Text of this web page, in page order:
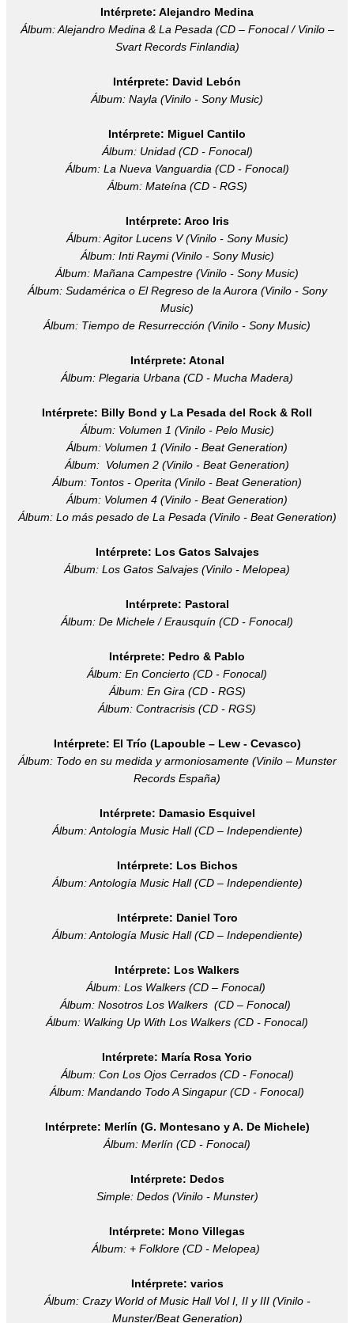
Intérprete: Alejandro Medina
Álbum: Alejandro Medina & La Pesada (CD – Fonocal / Vinilo –
Svart Records Finlandia)
Intérprete: David Lebón
Álbum: Nayla (Vinilo - Sony Music)
Intérprete: Miguel Cantilo
Álbum: Unidad (CD - Fonocal)
Álbum: La Nueva Vanguardia (CD - Fonocal)
Álbum: Mateína (CD - RGS)
Intérprete: Arco Iris
Álbum: Agitor Lucens V (Vinilo - Sony Music)
Álbum: Inti Raymi (Vinilo - Sony Music)
Álbum: Mañana Campestre (Vinilo - Sony Music)
Álbum: Sudamérica o El Regreso de la Aurora (Vinilo - Sony
Music)
Álbum: Tiempo de Resurrección (Vinilo - Sony Music)
Intérprete: Atonal
Álbum: Plegaria Urbana (CD - Mucha Madera)
Intérprete: Billy Bond y La Pesada del Rock & Roll
Álbum: Volumen 1 (Vinilo - Pelo Music)
Álbum: Volumen 1 (Vinilo - Beat Generation)
Álbum: Volumen 2 (Vinilo - Beat Generation)
Álbum: Tontos - Operita (Vinilo - Beat Generation)
Álbum: Volumen 4 (Vinilo - Beat Generation)
Álbum: Lo más pesado de La Pesada (Vinilo - Beat Generation)
Intérprete: Los Gatos Salvajes
Álbum: Los Gatos Salvajes (Vinilo - Melopea)
Intérprete: Pastoral
Álbum: De Michele / Erausquín (CD - Fonocal)
Intérprete: Pedro & Pablo
Álbum: En Concierto (CD - Fonocal)
Álbum: En Gira (CD - RGS)
Álbum: Contracrisis (CD - RGS)
Intérprete: El Trío (Lapouble – Lew - Cevasco)
Álbum: Todo en su medida y armoniosamente (Vinilo – Munster
Records España)
Intérprete: Damasio Esquivel
Álbum: Antología Music Hall (CD – Independiente)
Intérprete: Los Bichos
Álbum: Antología Music Hall (CD – Independiente)
Intérprete: Daniel Toro
Álbum: Antología Music Hall (CD – Independiente)
Intérprete: Los Walkers
Álbum: Los Walkers (CD – Fonocal)
Álbum: Nosotros Los Walkers (CD – Fonocal)
Álbum: Walking Up With Los Walkers (CD - Fonocal)
Intérprete: María Rosa Yorio
Álbum: Con Los Ojos Cerrados (CD - Fonocal)
Álbum: Mandando Todo A Singapur (CD - Fonocal)
Intérprete: Merlín (G. Montesano y A. De Michele)
Álbum: Merlín (CD - Fonocal)
Intérprete: Dedos
Simple: Dedos (Vinilo - Munster)
Intérprete: Mono Villegas
Álbum: + Folklore (CD - Melopea)
Intérprete: varios
Álbum: Crazy World of Music Hall Vol I, II y III (Vinilo -
Munster/Beat Generation)